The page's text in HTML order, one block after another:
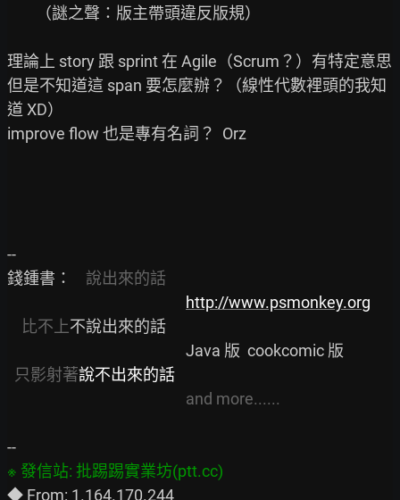
理論上 story 跟 sprint 在 Agile（Scrum？）有特定意思
但是不知道這 span 要怎麼辦？（線性代數裡頭的我知
道 XD）
improve flow 也是專有名詞？  Orz
--
錢鍾書： 說出來的話
http://www.psmonkey.org
比不上不說出來的話
只影射著說不出來的話
and more......